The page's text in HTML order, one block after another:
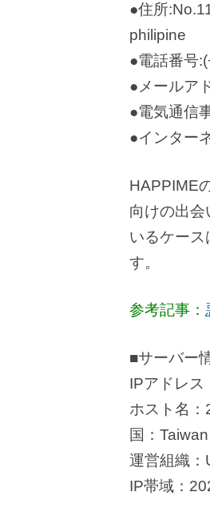
●住所
philipine
●電話番号
●メールア
●電気通信
●インター
HAPPIME
向けの出
いるケース
す。
参考記事：
■サーバー
IPアドレ
ホスト名
国：Taiwan
運営組織：
IP帯域：